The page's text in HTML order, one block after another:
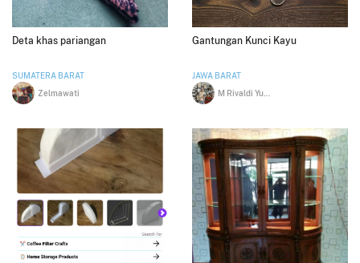
Deta khas pariangan
SUMATERA BARAT
Zelmawati
Gantungan Kunci Kayu
JAWA BARAT